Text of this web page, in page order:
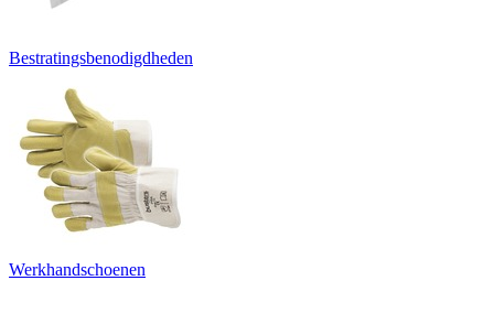
Bestratingsbenodigdheden
Werkhandschoenen